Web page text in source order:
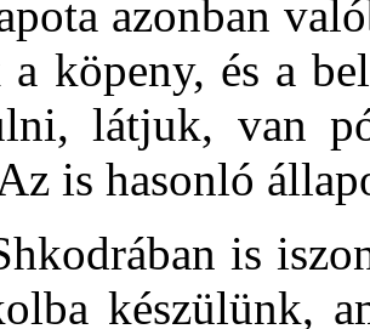
azonban
köpeny, és a
látjuk, van
is hasonló
is
készülünk,